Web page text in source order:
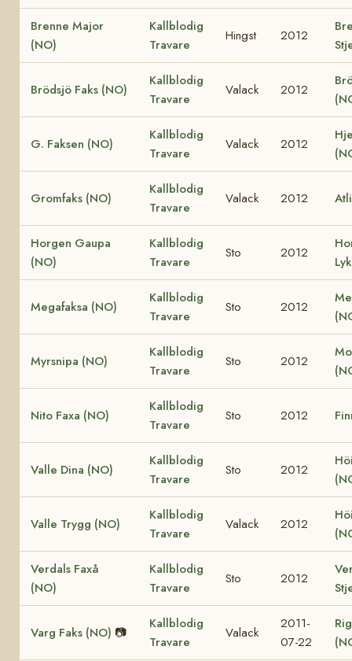
Brenne Major
(NO)
Kallblodig
Travare
Hingst 2012
Brödsjö Faks (NO)
Kallblodig
Travare
Valack 2012
G. Faksen (NO)
Kallblodig
Travare
Valack 2012
Gromfaks (NO)
Kallblodig
Travare
Valack 2012
Horgen Gaupa
(NO)
Kallblodig
Travare
Sto 2012
Megafaksa (NO)
Kallblodig
Travare
Sto 2012
Myrsnipa (NO)
Kallblodig
Travare
Sto 2012
Nito Faxa (NO)
Kallblodig
Travare
Sto 2012
Valle Dina (NO)
Kallblodig
Travare
Sto 2012
Valle Trygg (NO)
Kallblodig
Travare
Valack 2012
Verdals Faxå
(NO)
Kallblodig
Travare
Sto 2012
Varg Faks (NO) 📷
Kallblodig
Travare
Valack
2011-
07-22